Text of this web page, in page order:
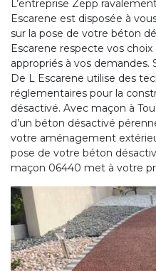
L’entreprise Zepp
Escarene est disposée à
sur la pose de votre béton
Escarene respecte vos
appropriés à vos demandes.
De L Escarene utilise des
réglementaires pour la
désactivé. Avec maçon à
d’un béton désactivé
votre aménagement
pose de votre béton
maçon 06440 met à votre